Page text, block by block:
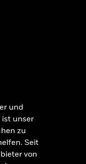
und
ist unser
zu
Seit
von